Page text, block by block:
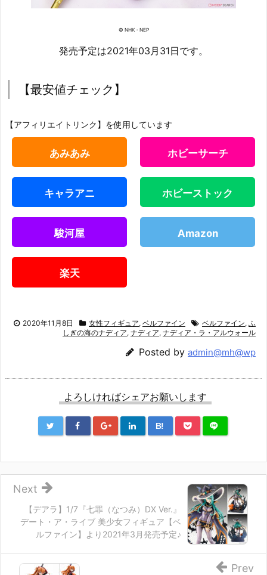
© NHK・NEP
発売予定は2021年03月31日です。
【最安値チェック】
【アフィリエイトリンク】を使用しています
あみあみ ホビーサーチ
キャラアニ ホビーストック
駿河屋 Amazon
楽天
2020年11月8日 女性フィギュア, ベルファイン ベルファイン, ふ
しぎの海のナディア, ナディア, ナディア・ラ・アルウォール
Posted by admin@mh@wp
よろしければシェアお願いします
B!
【デアラ】1/7『七罪（なつみ）DX Ver.』
デート・ア・ライブ 美少女フィギュア【ベ
ルファイン】より2021年3月発売予定♪
Next
Prev